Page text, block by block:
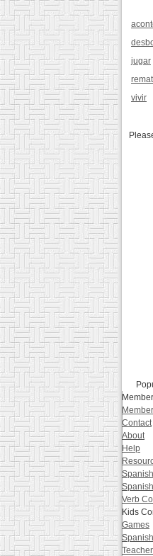
jugar
vivir
Contact
About
Help
Verb
Kids
Games